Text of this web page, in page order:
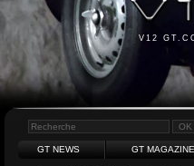
V12
GT NEWS GT MAGAZINE